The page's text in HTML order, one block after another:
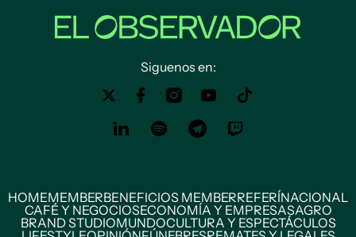
Siguenos en:
HOMEMEMBERBENEFICIOS MEMBERREFERÍNACIONAL
CAFÉ Y NEGOCIOSECONOMÍA Y EMPRESASAGRO
BRAND STUDIOMUNDOCULTURA Y ESPECTÁCULOS